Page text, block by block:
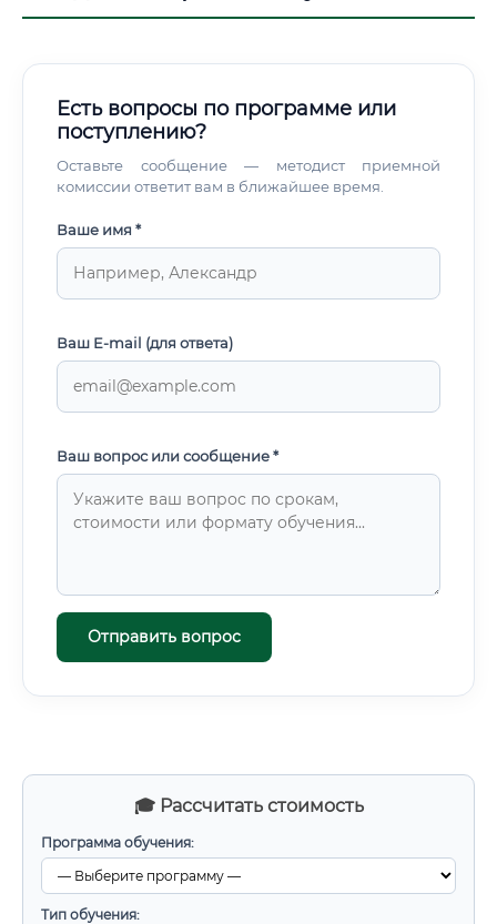
🎓 Рассчитать стоимость
Программа обучения:
Тип обучения:
Есть вопросы по программе или
поступлению?
Оставьте сообщение — методист приемной
комиссии ответит вам в ближайшее время.
Ваше имя *
Ваш E-mail (для ответа)
Ваш вопрос или сообщение *
Отправить вопрос